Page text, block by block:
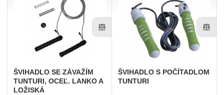
ŠVIHADLO SE ZÁVAŽÍM
TUNTURI, OCEĽ. LANKO A
LOŽISKÁ
ŠVIHADLO S POČÍTADLOM
TUNTURI